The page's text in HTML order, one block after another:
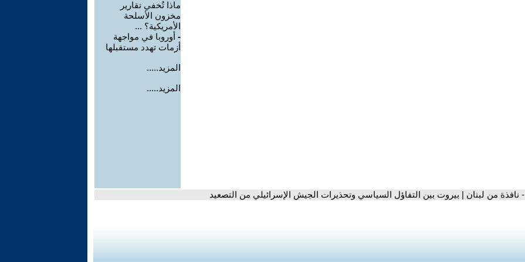
ماذا تُخفي تقارير
مخزون الأسلحة
الأمريكية؟ ...
- أوروبا في مواجهة
أزمات تهدد مستقبلها
المزيد.....
المزيد.....
- نافذة من لبنان | بيروت بين التفاؤل السياسي وتحذيرات الجيش الإسرائيلي من التصعيد